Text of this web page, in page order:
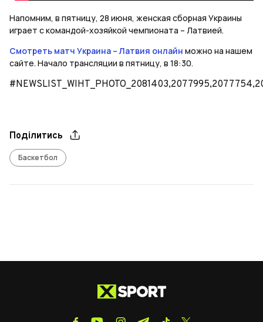
Напомним, в пятницу, 28 июня, женская сборная Украины
играет с командой-хозяйкой чемпионата – Латвией.
Смотреть матч Украина – Латвия онлайн можно на нашем
сайте. Начало трансляции в пятницу, в 18:30.
Поділитись
Баскетбол